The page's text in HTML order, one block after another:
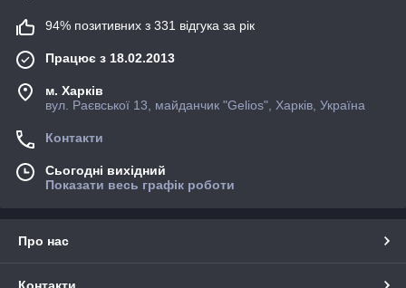
94% позитивних з 331 відгука за рік
Працює з 18.02.2013
м. Харків
вул. Раєвської 13, майданчик "Gelios", Харків, Україна
Контакти
Сьогодні вихідний
Показати весь графік роботи
Про нас
Контакти